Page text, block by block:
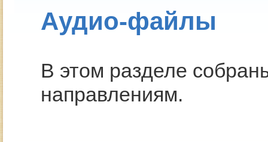
Аудио-файлы
В этом разделе
направлениям.